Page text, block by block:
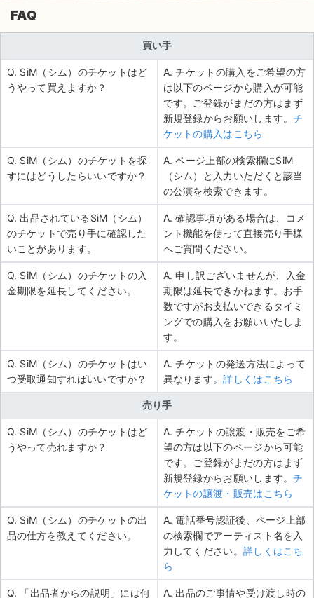
FAQ
買い手
Q. SiM（シム）のチケットはど
うやって買えますか？
A. チケットの購入をご希望の方
は以下のページから購入が可能
です。ご登録がまだの方はまず
新規登録からお願いします。チ
ケットの購入はこちら
Q. SiM（シム）のチケットを探
すにはどうしたらいいですか？
A. ページ上部の検索欄にSiM
（シム）と入力いただくと該当
の公演を検索できます。
Q. 出品されているSiM（シム）
のチケットで売り手に確認した
いことがあります。
A. 確認事項がある場合は、コメ
ント機能を使って直接売り手様
へご質問ください。
Q. SiM（シム）のチケットの入
金期限を延長してください。
A. 申し訳ございませんが、入金
期限は延長できかねます。お手
数ですがお支払いできるタイミ
ングでの購入をお願いいたしま
す。
Q. SiM（シム）のチケットはい
つ受取通知すればいいですか？
A. チケットの発送方法によって
異なります。詳しくはこちら
売り手
Q. SiM（シム）のチケットはど
うやって売れますか？
A. チケットの譲渡・販売をご希
望の方は以下のページから可能
です。ご登録がまだの方はまず
新規登録からお願いします。チ
ケットの譲渡・販売はこちら
Q. SiM（シム）のチケットの出
品の仕方を教えてください。
A. 電話番号認証後、ページ上部
の検索欄でアーティスト名を入
力してください。 詳しくはこち
ら
Q. 「出品者からの説明」には何 A. 出品のご事情や受け渡し時の